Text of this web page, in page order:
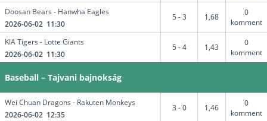
Doosan Bears - Hanwha Eagles
2026-06-02 11:30
5 - 3 1,68
0
komment
KIA Tigers - Lotte Giants
2026-06-02 11:30
5 - 4 1,43
0
komment
Baseball – Tajvani bajnokság
Wei Chuan Dragons - Rakuten Monkeys
2026-06-02 12:35
3 - 0 1,46
0
komment